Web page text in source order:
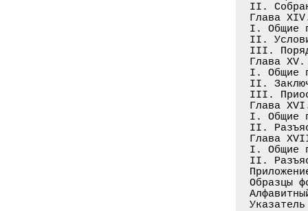
II.
Глава
I.
II.
III.
Глава
I.
II.
III.
Глава
I.
II.
Глава
I.
II.
Образцы